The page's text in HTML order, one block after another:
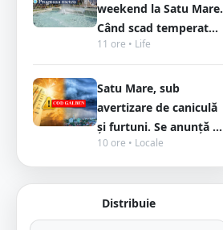
weekend la Satu Mare.
Când scad temperat...
11 ore • Life
Satu Mare, sub
avertizare de caniculă
și furtuni. Se anunță ...
10 ore • Locale
Distribuie